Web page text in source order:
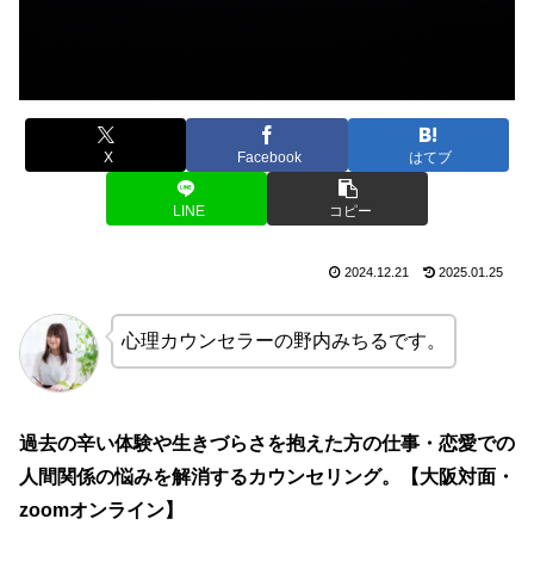
X Facebook はてブ
LINE コピー
2024.12.21 2025.01.25
心理カウンセラーの野内みちるです。
過去の辛い体験や生きづらさを抱えた方の仕事・恋愛での
人間関係の悩みを解消するカウンセリング。【大阪対面・
zoomオンライン】